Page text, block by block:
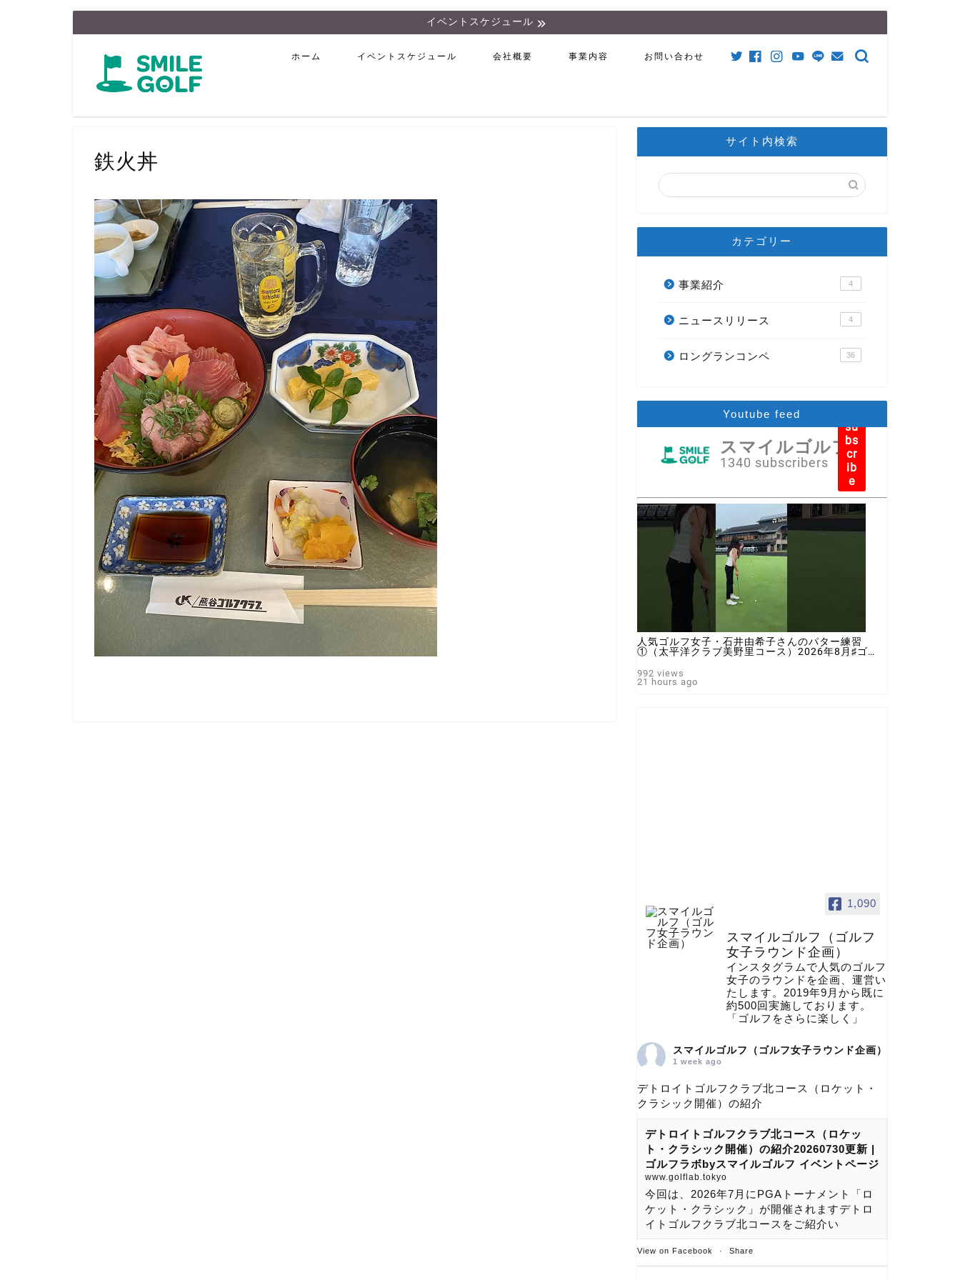
イベントスケジュール
ホーム イベントスケジュール 会社概要 事業内容 お問い合わせ
鉄火丼
サイト内検索
カテゴリー
事業紹介 4
ニュースリリース 4
ロングランコンペ 36
Youtube feed
スマイルゴルフ
1340 subscribers
su
bs
cr
ib
e
人気ゴルフ女子・石井由希子さんのパター練習
①（太平洋クラブ美野里コース）2026年8月♯ゴル
♯スマイルゴルフ
992 views
21 hours ago
1,090
スマイルゴルフ（ゴルフ
女子ラウンド企画）
インスタグラムで人気のゴルフ
女子のラウンドを企画、運営い
たします。2019年9月から既に
約500回実施しております。
「ゴルフをさらに楽しく」
スマイルゴルフ（ゴルフ女子ラウンド企画）
1 week ago
デトロイトゴルフクラブ北コース（ロケット・
クラシック開催）の紹介
デトロイトゴルフクラブ北コース（ロケッ
ト・クラシック開催）の紹介20260730更新 |
ゴルフラボbyスマイルゴルフ イベントページ
www.golflab.tokyo
今回は、2026年7月にPGAトーナメント「ロ
ケット・クラシック」が開催されますデトロ
イトゴルフクラブ北コースをご紹介い
View on Facebook · Share